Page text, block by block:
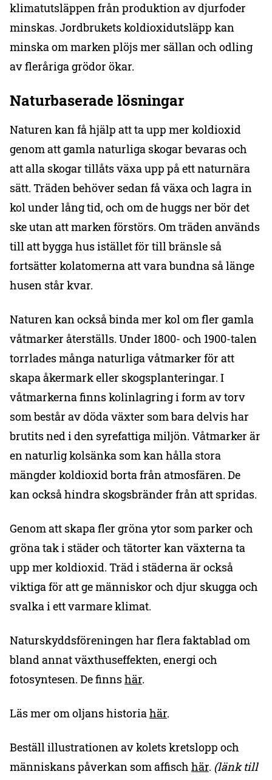
klimatutsläppen från produktion av djurfoder
minskas. Jordbrukets koldioxidutsläpp kan
minska om marken plöjs mer sällan och odling
av fleråriga grödor ökar.
Naturbaserade lösningar
Naturen kan få hjälp att ta upp mer koldioxid
genom att gamla naturliga skogar bevaras och
att alla skogar tillåts växa upp på ett naturnära
sätt. Träden behöver sedan få växa och lagra in
kol under lång tid, och om de huggs ner bör det
ske utan att marken förstörs. Om träden används
till att bygga hus istället för till bränsle så
fortsätter kolatomerna att vara bundna så länge
husen står kvar.
Naturen kan också binda mer kol om fler gamla
våtmarker återställs. Under 1800- och 1900-talen
torrlades många naturliga våtmarker för att
skapa åkermark eller skogsplanteringar. I
våtmarkerna finns kolinlagring i form av torv
som består av döda växter som bara delvis har
brutits ned i den syrefattiga miljön. Våtmarker är
en naturlig kolsänka som kan hålla stora
mängder koldioxid borta från atmosfären. De
kan också hindra skogsbränder från att spridas.
Genom att skapa fler gröna ytor som parker och
gröna tak i städer och tätorter kan växterna ta
upp mer koldioxid. Träd i städerna är också
viktiga för att ge människor och djur skugga och
svalka i ett varmare klimat.
Naturskyddsföreningen har flera faktablad om
bland annat växthuseffekten, energi och
fotosyntesen. De finnshär.
Läs mer om oljans historiahär.
Beställ illustrationen av kolets kretslopp och
människans påverkan som affisch här. (länk till